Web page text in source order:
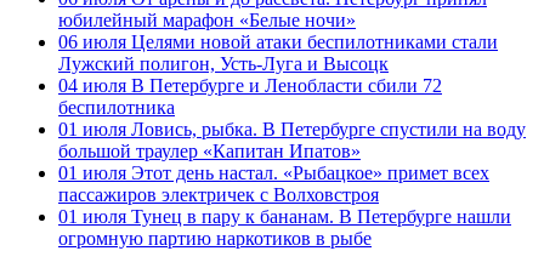
юбилейный марафон «Белые ночи»
06 июля Целями новой атаки беспилотниками стали
Лужский полигон, Усть-Луга и Высоцк
04 июля В Петербурге и Ленобласти сбили 72
беспилотника
01 июля Ловись, рыбка. В Петербурге спустили на воду
большой траулер «Капитан Ипатов»
01 июля Этот день настал. «Рыбацкое» примет всех
пассажиров электричек с Волховстроя
01 июля Тунец в пару к бананам. В Петербурге нашли
огромную партию наркотиков в рыбе